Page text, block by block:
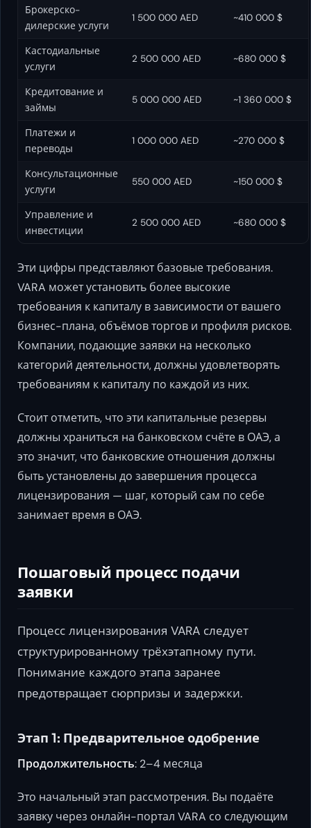
Брокерско-
дилерские услуги
1 500 000 AED ~410 000 $
Кастодиальные
услуги
2 500 000 AED ~680 000 $
Кредитование и
займы
5 000 000 AED ~1 360 000 $
Платежи и
переводы
1 000 000 AED ~270 000 $
Консультационные
услуги
550 000 AED ~150 000 $
Управление и
инвестиции
2 500 000 AED ~680 000 $
Эти цифры представляют базовые требования.
VARA может установить более высокие
требования к капиталу в зависимости от вашего
бизнес-плана, объёмов торгов и профиля рисков.
Компании, подающие заявки на несколько
категорий деятельности, должны удовлетворять
требованиям к капиталу по каждой из них.
Стоит отметить, что эти капитальные резервы
должны храниться на банковском счёте в ОАЭ, а
это значит, что банковские отношения должны
быть установлены до завершения процесса
лицензирования — шаг, который сам по себе
занимает время в ОАЭ.
Пошаговый процесс подачи
заявки
Процесс лицензирования VARA следует
структурированному трёхэтапному пути.
Понимание каждого этапа заранее
предотвращает сюрпризы и задержки.
Этап 1: Предварительное одобрение
Продолжительность: 2–4 месяца
Это начальный этап рассмотрения. Вы подаёте
заявку через онлайн-портал VARA со следующим